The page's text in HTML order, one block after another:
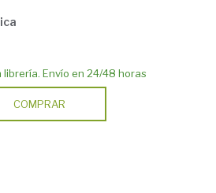
librería. Envío en 24/48 horas
COMPRAR